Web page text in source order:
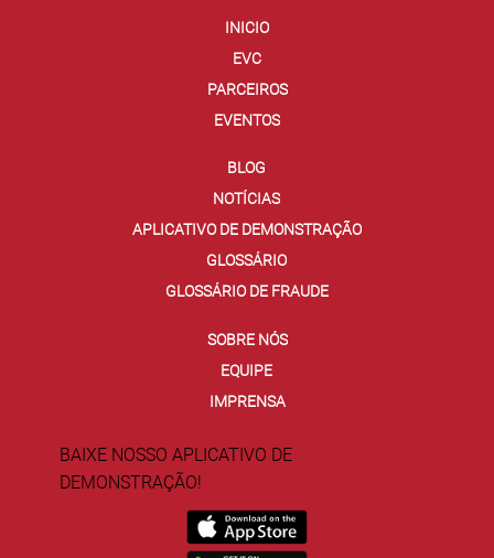
INICIO
EVC
PARCEIROS
EVENTOS
BLOG
NOTÍCIAS
APLICATIVO DE DEMONSTRAÇÃO
GLOSSÁRIO
GLOSSÁRIO DE FRAUDE
SOBRE NÓS
EQUIPE
IMPRENSA
BAIXE NOSSO APLICATIVO DE
DEMONSTRAÇÃO!